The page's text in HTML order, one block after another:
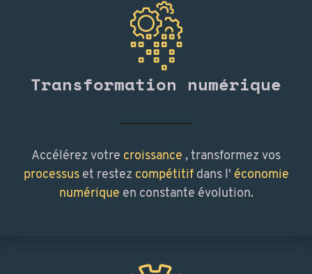
Transformation numérique
Accélérez votre croissance , transformez vos
processus et restez compétitif dans l' économie
numérique en constante évolution.